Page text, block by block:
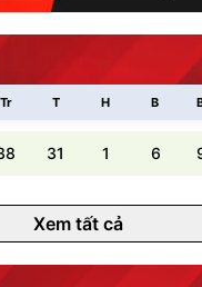
Tr T H B
31 1 6
Xem tất cả